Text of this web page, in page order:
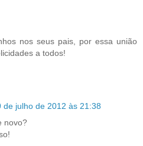
nos seus pais, por essa união
a todos!
de julho de 2012 às 21:38
novo?